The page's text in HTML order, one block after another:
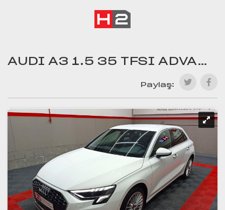
AUDI A3 1.5 35 TFSI ADVANCE
Paylaş: